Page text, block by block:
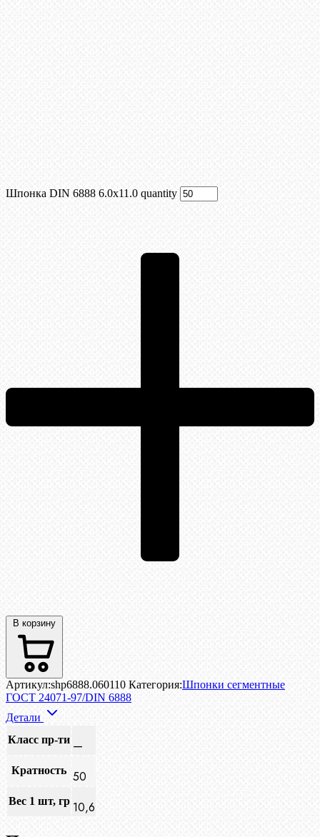
Шпонка DIN 6888 6.0х11.0 quantity
В корзину
Артикул:shp6888.060110 Категория:Шпонки сегментные
ГОСТ 24071-97/DIN 6888
Детали
Класс пр-ти —
Кратность 50
Вес 1 шт, гр 10,6